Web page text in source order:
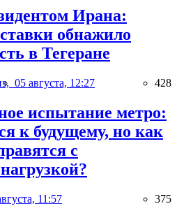
Ирана:
обнажило
в Тегеране
05 августа, 12:27 428
испытание метро:
к будущему, но как
с
11:57 375